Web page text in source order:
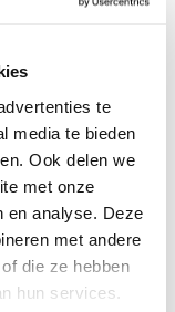
te
media te bieden
Ook delen we
met onze
en analyse. Deze
met andere
die ze hebben
hun services.